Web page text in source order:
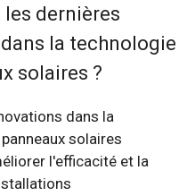
les dernières
la technologie
solaires ?
dans la
solaires
l'efficacité et la